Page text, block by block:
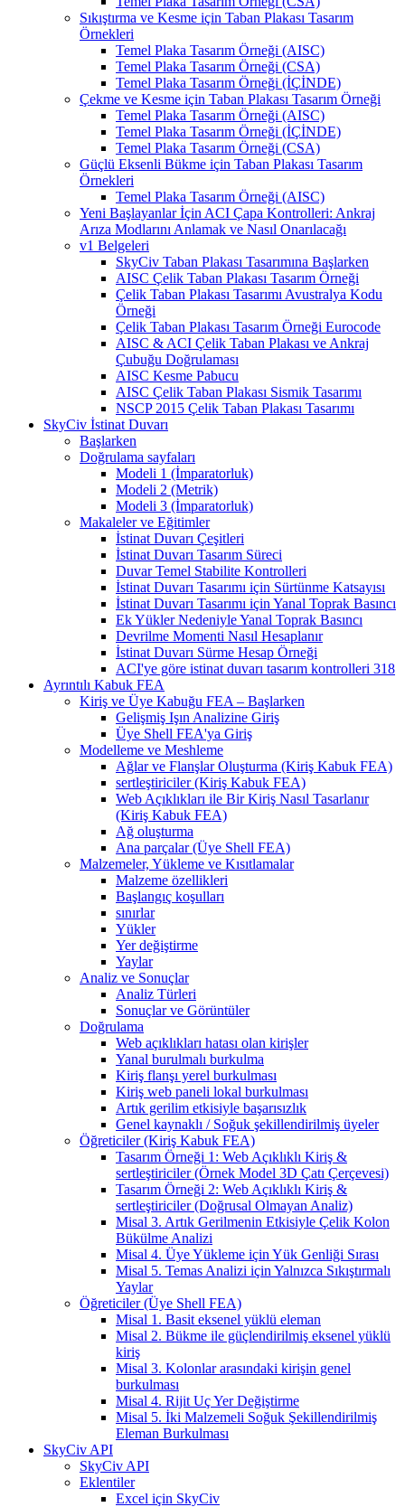
Sıkıştırma ve Kesme için Taban Plakası Tasarım
Örnekleri
Temel Plaka Tasarım Örneği (AISC)
Temel Plaka Tasarım Örneği (CSA)
Temel Plaka Tasarım Örneği (İÇİNDE)
Çekme ve Kesme için Taban Plakası Tasarım Örneği
Temel Plaka Tasarım Örneği (AISC)
Temel Plaka Tasarım Örneği (İÇİNDE)
Temel Plaka Tasarım Örneği (CSA)
Güçlü Eksenli Bükme için Taban Plakası Tasarım
Örnekleri
Temel Plaka Tasarım Örneği (AISC)
Yeni Başlayanlar İçin ACI Çapa Kontrolleri: Ankraj
Arıza Modlarını Anlamak ve Nasıl Onarılacağı
v1 Belgeleri
SkyCiv Taban Plakası Tasarımına Başlarken
AISC Çelik Taban Plakası Tasarım Örneği
Çelik Taban Plakası Tasarımı Avustralya Kodu
Örneği
Çelik Taban Plakası Tasarım Örneği Eurocode
AISC & ACI Çelik Taban Plakası ve Ankraj
Çubuğu Doğrulaması
AISC Kesme Pabucu
AISC Çelik Taban Plakası Sismik Tasarımı
NSCP 2015 Çelik Taban Plakası Tasarımı
SkyCiv İstinat Duvarı
Başlarken
Doğrulama sayfaları
Modeli 1 (İmparatorluk)
Modeli 2 (Metrik)
Modeli 3 (İmparatorluk)
Makaleler ve Eğitimler
İstinat Duvarı Çeşitleri
İstinat Duvarı Tasarım Süreci
Duvar Temel Stabilite Kontrolleri
İstinat Duvarı Tasarımı için Sürtünme Katsayısı
İstinat Duvarı Tasarımı için Yanal Toprak Basıncı
Ek Yükler Nedeniyle Yanal Toprak Basıncı
Devrilme Momenti Nasıl Hesaplanır
İstinat Duvarı Sürme Hesap Örneği
ACI'ye göre istinat duvarı tasarım kontrolleri 318
Ayrıntılı Kabuk FEA
Kiriş ve Üye Kabuğu FEA – Başlarken
Gelişmiş Işın Analizine Giriş
Üye Shell FEA'ya Giriş
Modelleme ve Meshleme
Ağlar ve Flanşlar Oluşturma (Kiriş Kabuk FEA)
sertleştiriciler (Kiriş Kabuk FEA)
Web Açıklıkları ile Bir Kiriş Nasıl Tasarlanır
(Kiriş Kabuk FEA)
Ağ oluşturma
Ana parçalar (Üye Shell FEA)
Malzemeler, Yükleme ve Kısıtlamalar
Malzeme özellikleri
Başlangıç ​​koşulları
sınırlar
Yükler
Yer değiştirme
Yaylar
Analiz ve Sonuçlar
Analiz Türleri
Sonuçlar ve Görüntüler
Doğrulama
Web açıklıkları hatası olan kirişler
Yanal burulmalı burkulma
Kiriş flanşı yerel burkulması
Kiriş web paneli lokal burkulması
Artık gerilim etkisiyle başarısızlık
Genel kaynaklı / Soğuk şekillendirilmiş üyeler
Öğreticiler (Kiriş Kabuk FEA)
Tasarım Örneği 1: Web Açıklıklı Kiriş &
sertleştiriciler (Örnek Model 3D Çatı Çerçevesi)
Tasarım Örneği 2: Web Açıklıklı Kiriş &
sertleştiriciler (Doğrusal Olmayan Analiz)
Misal 3. Artık Gerilmenin Etkisiyle Çelik Kolon
Bükülme Analizi
Misal 4. Üye Yükleme için Yük Genliği Sırası
Misal 5. Temas Analizi için Yalnızca Sıkıştırmalı
Yaylar
Öğreticiler (Üye Shell FEA)
Misal 1. Basit eksenel yüklü eleman
Misal 2. Bükme ile güçlendirilmiş eksenel yüklü
kiriş
Misal 3. Kolonlar arasındaki kirişin genel
burkulması
Misal 4. Rijit Uç Yer Değiştirme
Misal 5. İki Malzemeli Soğuk Şekillendirilmiş
Eleman Burkulması
SkyCiv API
SkyCiv API
Eklentiler
Excel için SkyCiv